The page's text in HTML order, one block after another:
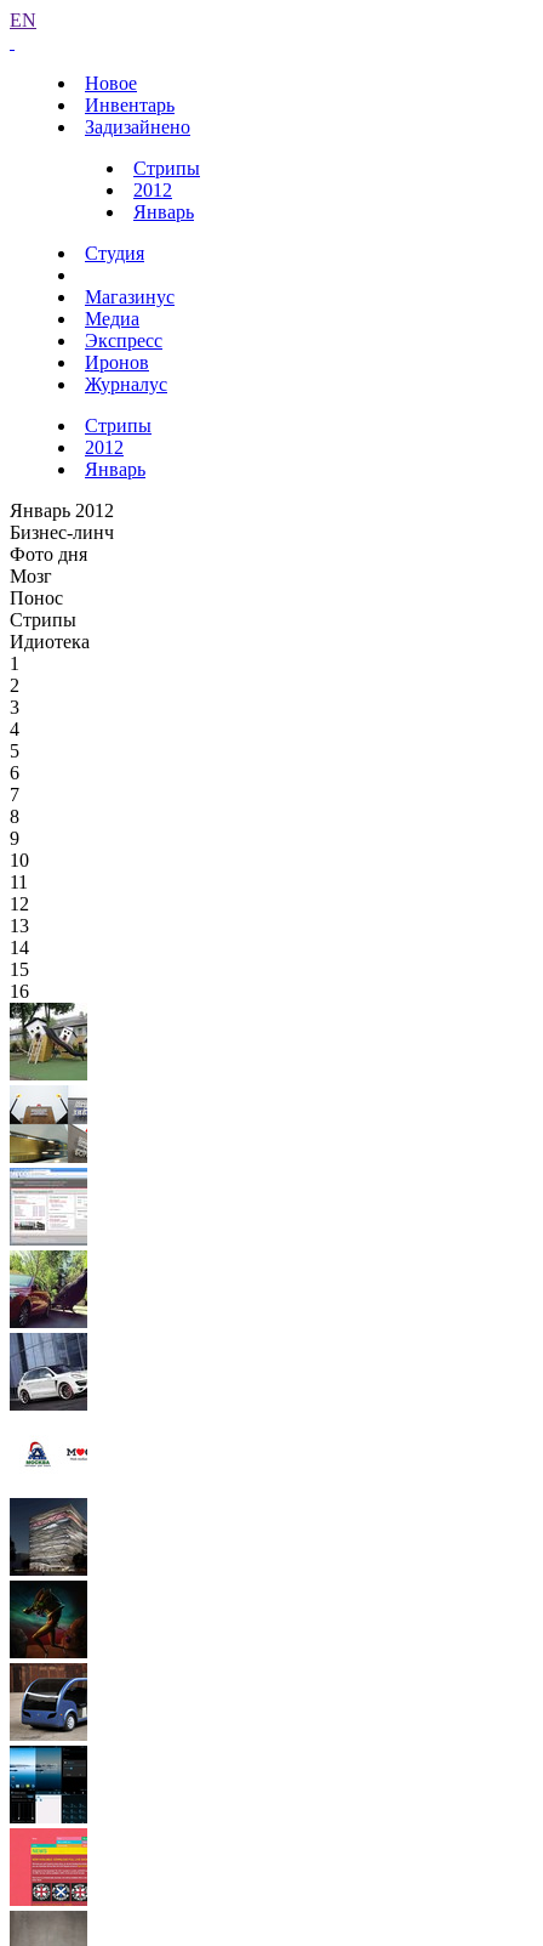
EN
Новое
Инвентарь
Задизайнено
Стрипы
2012
Январь
Студия
Магазинус
Медиа
Экспресс
Иронов
Журналус
Стрипы
2012
Январь
Январь 2012
Бизнес-линч
Фото дня
Мозг
Понос
Стрипы
Идиотека
1
2
3
4
5
6
7
8
9
10
11
12
13
14
15
16